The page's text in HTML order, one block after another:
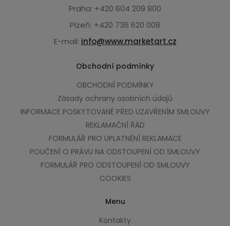
Praha: +420 604 209 800
Plzeň: +420 736 620 008
E-mail: info@www.marketart.cz
Obchodní podmínky
OBCHODNÍ PODMÍNKY
Zásady ochrany osobních údajů
INFORMACE POSKYTOVANÉ PŘED UZAVŘENÍM SMLOUVY
REKLAMAČNÍ ŘÁD
FORMULÁŘ PRO UPLATNĚNÍ REKLAMACE
POUČENÍ O PRÁVU NA ODSTOUPENÍ OD SMLOUVY
FORMULÁŘ PRO ODSTOUPENÍ OD SMLOUVY
COOKIES
Menu
Kontakty